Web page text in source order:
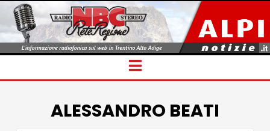
Navigation
ALESSANDRO BEATI